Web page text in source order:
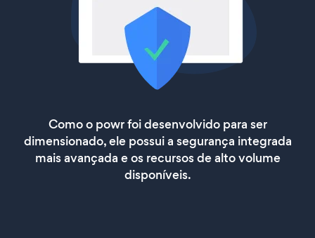
Como o powr foi desenvolvido para ser
dimensionado, ele possui a segurança integrada
mais avançada e os recursos de alto volume
disponíveis.